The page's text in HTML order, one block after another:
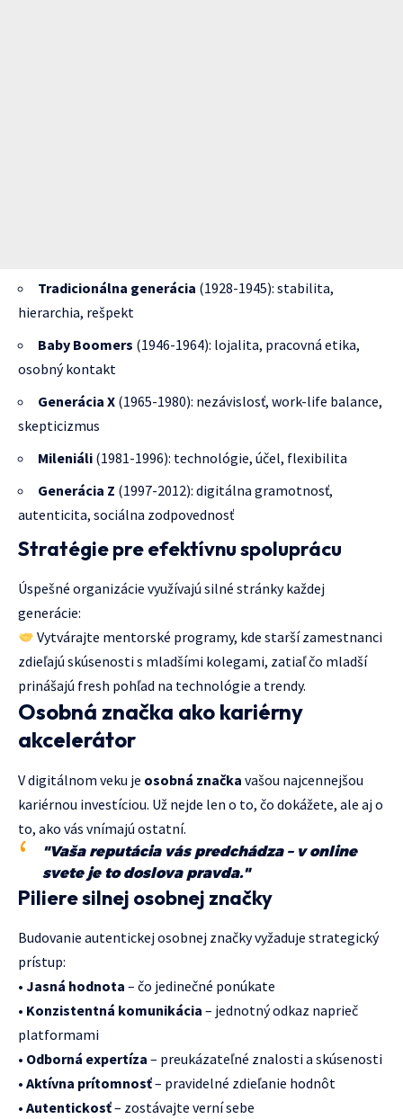
Tradicionálna generácia (1928-1945): stabilita,
hierarchia, rešpekt
Baby Boomers (1946-1964): lojalita, pracovná etika,
osobný kontakt
Generácia X (1965-1980): nezávislosť, work-life balance,
skepticizmus
Mileniáli (1981-1996): technológie, účel, flexibilita
Generácia Z (1997-2012): digitálna gramotnosť,
autenticita, sociálna zodpovednosť
Stratégie pre efektívnu spoluprácu
Úspešné organizácie využívajú silné stránky každej
generácie:
Vytvárajte mentorské programy, kde starší zamestnanci
zdieľajú skúsenosti s mladšími kolegami, zatiaľ čo mladší
prinášajú fresh pohľad na technológie a trendy.
Osobná značka ako kariérny
akcelerátor
V digitálnom veku je osobná značka vašou najcennejšou
kariérnou investíciou. Už nejde len o to, čo dokážete, ale aj o
to, ako vás vnímajú ostatní.
"Vaša reputácia vás predchádza – v online
svete je to doslova pravda."
Piliere silnej osobnej značky
Budovanie autentickej osobnej značky vyžaduje strategický
prístup:
• Jasná hodnota – čo jedinečné ponúkate
• Konzistentná komunikácia – jednotný odkaz naprieč
platformami
• Odborná expertíza – preukázateľné znalosti a skúsenosti
• Aktívna prítomnosť– pravidelné zdieľanie hodnôt
• Autentickosť– zostávajte verní sebe